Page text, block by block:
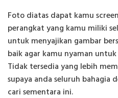
Foto diatas dapat kamu
perangkat yang kamu miliki
untuk menyajikan gambar
baik agar kamu nyaman
Tidak tersedia yang lebih
supaya anda seluruh bahagia
cari sementara ini.